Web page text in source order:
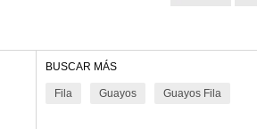
BUSCAR MÁS
Fila Guayos Guayos Fila